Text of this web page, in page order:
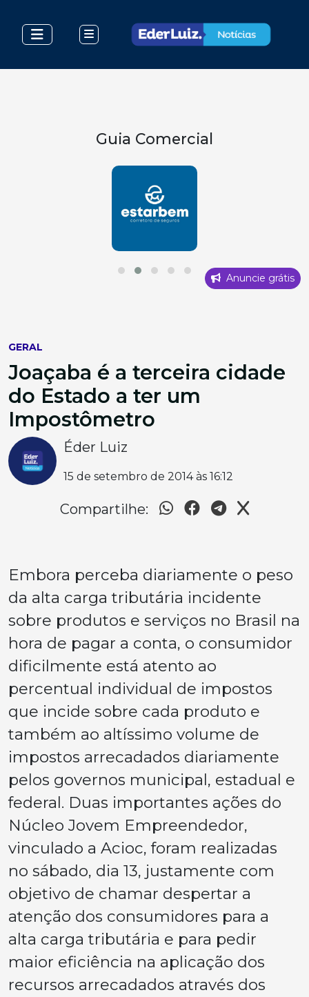
Guia Comercial
Anuncie grátis
GERAL
Joaçaba é a terceira cidade
do Estado a ter um
Impostômetro
Éder Luiz
15 de setembro de 2014 às 16:12
Compartilhe:
Embora perceba diariamente o peso
da alta carga tributária incidente
sobre produtos e serviços no Brasil na
hora de pagar a conta, o consumidor
dificilmente está atento ao
percentual individual de impostos
que incide sobre cada produto e
também ao altíssimo volume de
impostos arrecadados diariamente
pelos governos municipal, estadual e
federal. Duas importantes ações do
Núcleo Jovem Empreendedor,
vinculado a Acioc, foram realizadas
no sábado, dia 13, justamente com
objetivo de chamar despertar a
atenção dos consumidores para a
alta carga tributária e para pedir
maior eficiência na aplicação dos
recursos arrecadados através dos